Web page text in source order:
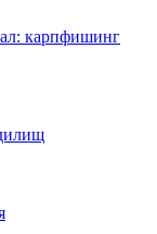
карпфишинг